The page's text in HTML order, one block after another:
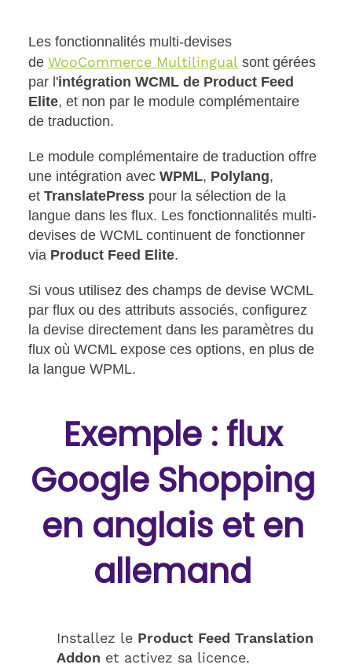
Les fonctionnalités multi-devises
de WooCommerce Multilingual sont gérées
par l'intégration WCML de Product Feed
Elite, et non par le module complémentaire
de traduction.
Le module complémentaire de traduction offre
une intégration avec WPML, Polylang,
et TranslatePress pour la sélection de la
langue dans les flux. Les fonctionnalités multi-
devises de WCML continuent de fonctionner
via Product Feed Elite.
Si vous utilisez des champs de devise WCML
par flux ou des attributs associés, configurez
la devise directement dans les paramètres du
flux où WCML expose ces options, en plus de
la langue WPML.
Exemple : flux
Google Shopping
en anglais et en
allemand
Installez le Product Feed Translation
Addon et activez sa licence.